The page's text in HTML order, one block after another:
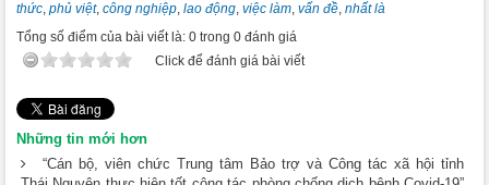
thức, phủ việt, công nghiệp, lao động, việc làm, vấn đề, nhất là
Tổng số điểm của bài viết là: 0 trong 0 đánh giá
Click để đánh giá bài viết
Những tin mới hơn
“Cán bộ, viên chức Trung tâm Bảo trợ và Công tác xã hội tỉnh